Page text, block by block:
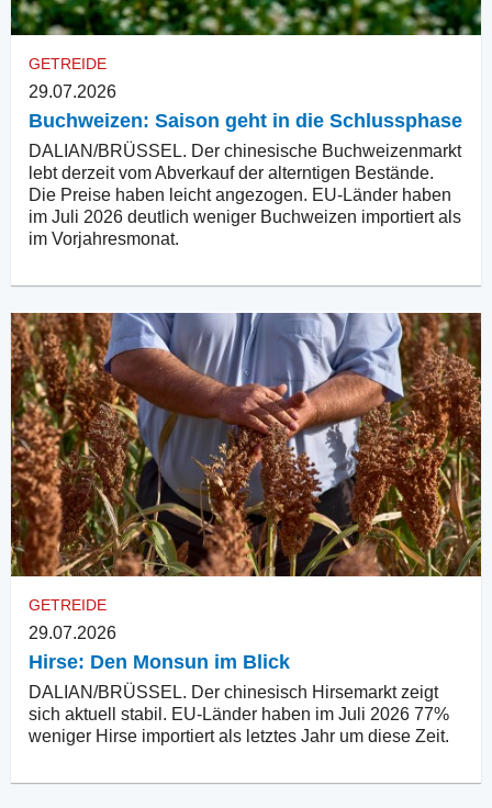
GETREIDE
29.07.2026
Buchweizen: Saison geht in die Schlussphase
DALIAN/BRÜSSEL. Der chinesische Buchweizenmarkt
lebt derzeit vom Abverkauf der alterntigen Bestände.
Die Preise haben leicht angezogen. EU-Länder haben
im Juli 2026 deutlich weniger Buchweizen importiert als
im Vorjahresmonat.
GETREIDE
29.07.2026
Hirse: Den Monsun im Blick
DALIAN/BRÜSSEL. Der chinesisch Hirsemarkt zeigt
sich aktuell stabil. EU-Länder haben im Juli 2026 77%
weniger Hirse importiert als letztes Jahr um diese Zeit.